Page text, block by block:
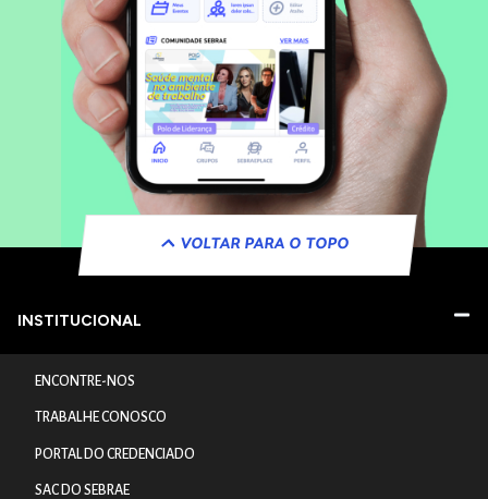
VOLTAR PARA O TOPO
INSTITUCIONAL
ENCONTRE-NOS
TRABALHE CONOSCO
PORTAL DO CREDENCIADO
SAC DO SEBRAE